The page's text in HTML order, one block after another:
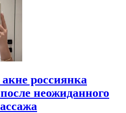
россиянка
неожиданного